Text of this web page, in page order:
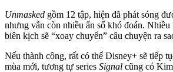
Unmasked gồm 12 tập, hiện đã phát sóng
nhưng vẫn còn nhiều ẩn số khó đoán.
biên kịch sẽ “xoay chuyển” câu chuyện ra
Nếu thành công, rất có thể Disney+ sẽ tiếp
mùa mới, tương tự series Signal cũng có